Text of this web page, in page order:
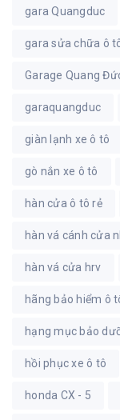
gara Quangduc
gara sửa chữa ô
Garage Quang
garaquangduc
giàn lạnh xe ô tô
gò nắn xe ô tô
hàn cửa ô tô rẻ
hàn vá cánh cửa
hàn vá cửa hrv
hãng bảo hiểm ô
hạng mục bảo
hồi phục xe ô tô
honda CX - 5